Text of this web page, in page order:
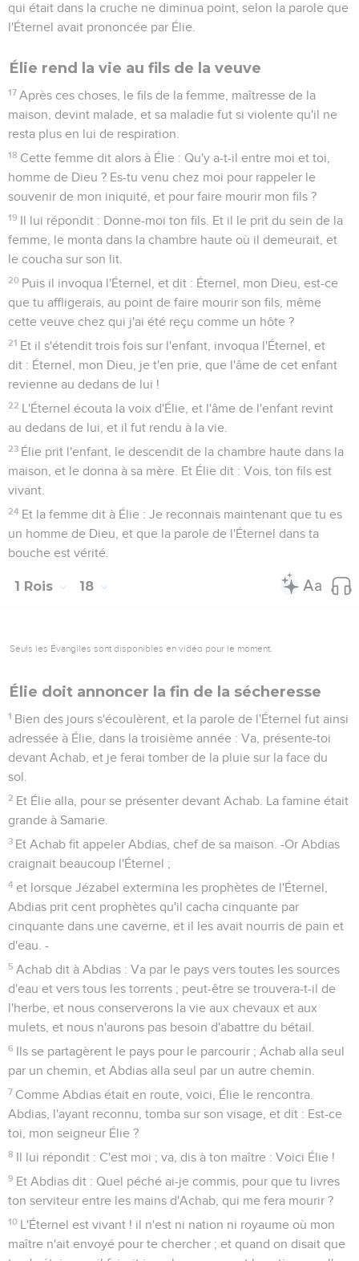
qui était dans la cruche ne diminua point, selon la parole que
l'Éternel avait prononcée par Élie.
Élie rend la vie au fils de la veuve
17 Après ces choses, le fils de la femme, maîtresse de la
maison, devint malade, et sa maladie fut si violente qu'il ne
resta plus en lui de respiration.
18 Cette femme dit alors à Élie : Qu'y a-t-il entre moi et toi,
homme de Dieu ? Es-tu venu chez moi pour rappeler le
souvenir de mon iniquité, et pour faire mourir mon fils ?
19 Il lui répondit : Donne-moi ton fils. Et il le prit du sein de la
femme, le monta dans la chambre haute où il demeurait, et
le coucha sur son lit.
20 Puis il invoqua l'Éternel, et dit : Éternel, mon Dieu, est-ce
que tu affligerais, au point de faire mourir son fils, même
cette veuve chez qui j'ai été reçu comme un hôte ?
21 Et il s'étendit trois fois sur l'enfant, invoqua l'Éternel, et
dit : Éternel, mon Dieu, je t'en prie, que l'âme de cet enfant
revienne au dedans de lui !
22 L'Éternel écouta la voix d'Élie, et l'âme de l'enfant revint
au dedans de lui, et il fut rendu à la vie.
23 Élie prit l'enfant, le descendit de la chambre haute dans la
maison, et le donna à sa mère. Et Élie dit : Vois, ton fils est
vivant.
24 Et la femme dit à Élie : Je reconnais maintenant que tu es
un homme de Dieu, et que la parole de l'Éternel dans ta
bouche est vérité.
1 Rois 18
Seuls les Évangiles sont disponibles en vidéo pour le moment.
Élie doit annoncer la fin de la sécheresse
1 Bien des jours s'écoulèrent, et la parole de l'Éternel fut ainsi
adressée à Élie, dans la troisième année : Va, présente-toi
devant Achab, et je ferai tomber de la pluie sur la face du
sol.
2 Et Élie alla, pour se présenter devant Achab. La famine était
grande à Samarie.
3 Et Achab fit appeler Abdias, chef de sa maison. -Or Abdias
craignait beaucoup l'Éternel ;
4 et lorsque Jézabel extermina les prophètes de l'Éternel,
Abdias prit cent prophètes qu'il cacha cinquante par
cinquante dans une caverne, et il les avait nourris de pain et
d'eau. -
5 Achab dit à Abdias : Va par le pays vers toutes les sources
d'eau et vers tous les torrents ; peut-être se trouvera-t-il de
l'herbe, et nous conserverons la vie aux chevaux et aux
mulets, et nous n'aurons pas besoin d'abattre du bétail.
6 Ils se partagèrent le pays pour le parcourir ; Achab alla seul
par un chemin, et Abdias alla seul par un autre chemin.
7 Comme Abdias était en route, voici, Élie le rencontra.
Abdias, l'ayant reconnu, tomba sur son visage, et dit : Est-ce
toi, mon seigneur Élie ?
8 Il lui répondit : C'est moi ; va, dis à ton maître : Voici Élie !
9 Et Abdias dit : Quel péché ai-je commis, pour que tu livres
ton serviteur entre les mains d'Achab, qui me fera mourir ?
10 L'Éternel est vivant ! il n'est ni nation ni royaume où mon
maître n'ait envoyé pour te chercher ; et quand on disait que